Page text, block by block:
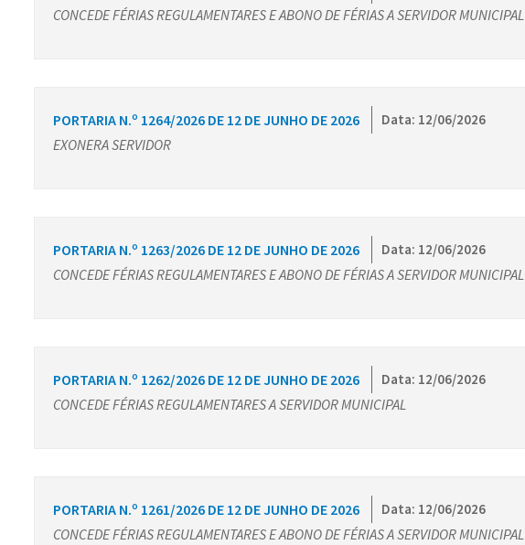
CONCEDE FÉRIAS REGULAMENTARES E ABONO DE FÉRIAS A SERVIDOR MUNICIPAL
PORTARIA N.º 1264/2026 DE 12 DE JUNHO DE 2026 Data: 12/06/2026
EXONERA SERVIDOR
PORTARIA N.º 1263/2026 DE 12 DE JUNHO DE 2026 Data: 12/06/2026
CONCEDE FÉRIAS REGULAMENTARES E ABONO DE FÉRIAS A SERVIDOR MUNICIPAL
PORTARIA N.º 1262/2026 DE 12 DE JUNHO DE 2026 Data: 12/06/2026
CONCEDE FÉRIAS REGULAMENTARES A SERVIDOR MUNICIPAL
PORTARIA N.º 1261/2026 DE 12 DE JUNHO DE 2026 Data: 12/06/2026
CONCEDE FÉRIAS REGULAMENTARES E ABONO DE FÉRIAS A SERVIDOR MUNICIPAL